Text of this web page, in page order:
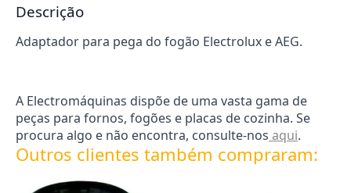
Descrição
Adaptador para pega do fogão Electrolux e AEG.
A Electromáquinas dispõe de uma vasta gama de
peças para fornos, fogões e placas de cozinha. Se
procura algo e não encontra, consulte-nos aqui.
Outros clientes também compraram: